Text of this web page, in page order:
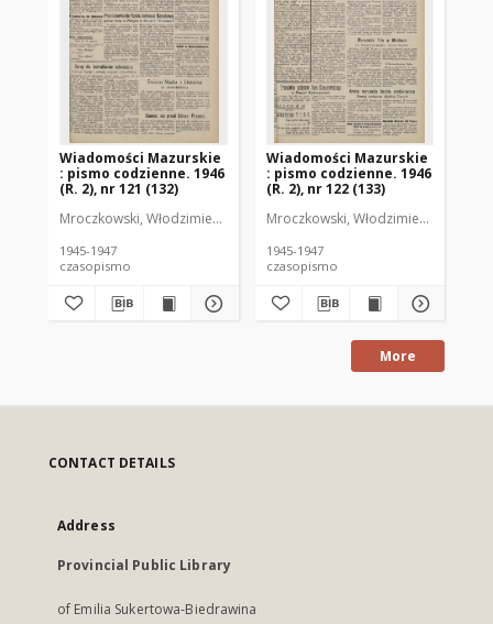
Wiadomości Mazurskie
: pismo codzienne. 1946
(R. 2), nr 121 (132)
Mroczkowski, Włodzimierz (1902-1971). Redaktor
1945-1947
czasopismo
Wiadomości Mazurskie
: pismo codzienne. 1946
(R. 2), nr 122 (133)
Mroczkowski, Włodzimierz (1902-
1945-1947
czasopismo
More
CONTACT DETAILS
Address
Provincial Public Library
of Emilia Sukertowa-Biedrawina